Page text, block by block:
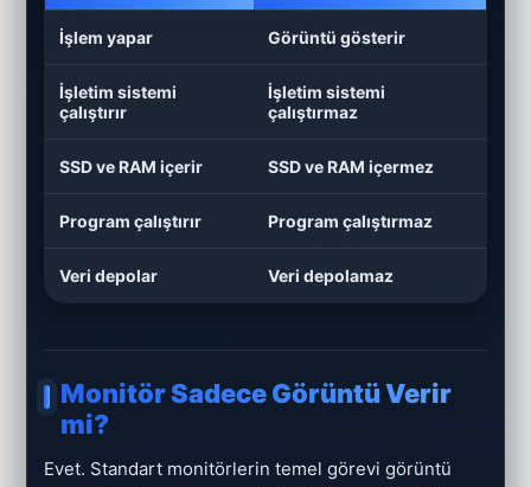
İşlem yapar Görüntü gösterir
İşletim sistemi
çalıştırır
İşletim sistemi
çalıştırmaz
SSD ve RAM içerir SSD ve RAM içermez
Program çalıştırır Program çalıştırmaz
Veri depolar Veri depolamaz
Monitör Sadece Görüntü Verir
mi?
Evet. Standart monitörlerin temel görevi görüntü